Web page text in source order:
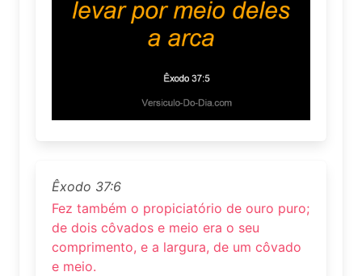
Êxodo 37:6
Fez também o propiciatório de ouro puro;
de dois côvados e meio era o seu
comprimento, e a largura, de um côvado
e meio.